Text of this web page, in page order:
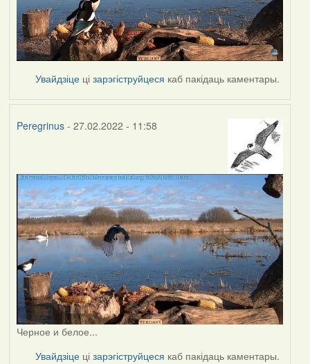
Увайдзіце цізарэгіструйцеся каб пакідаць каментары.
Peregrinus- 27.02.2022 - 11:58
Черное и белое...
Увайдзіце цізарэгіструйцеся каб пакідаць каментары.